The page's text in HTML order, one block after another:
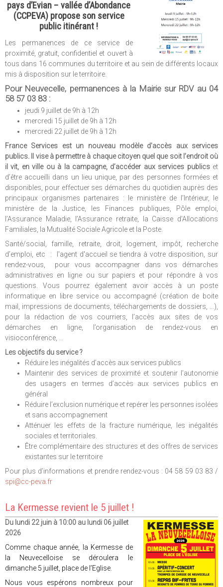
pays d’Evian – vallée d’Abondance
(CCPEVA) propose son service
public itinérant !
Les permanences de ce service de
proximité, gratuit, confidentiel et ouvert à
tous dans 16 communes du territoire et au sein de différents locaux
mis à disposition sur le territoire.
Pour Neuvecelle, permanences à la Mairie sur RDV au 04
58 57 03 83 :​​​​
jeudi 9 juillet de 9h à 12h
mercredi 15 juillet de 9h à 12h
mercredi 22 juillet de 9h à 12h
France Services est un nouveau modèle d’accès aux services
publics. Il vise à permettre à chaque citoyen quel que soit l’endroit où
il vit, en ville ou à la campagne, d’accéder aux services publicset
d’être accueilli dans un lieu unique, par des personnes formées et
disponibles, pour effectuer ses démarches du quotidien auprès des
principaux organismes partenaires : le ministère de l’Intérieur, le
ministère de la Justice, les Finances publiques, Pôle emploi,
l’Assurance Maladie, l’Assurance retraite, la Caisse d’Allocations
Familiales, la Mutualité Sociale Agricole et la Poste.
Santé/social, famille, retraite, droit, logement, impôt, recherche
d’emploi, etc : l'agent d'accueil se tiendra à votre disposition, sur
rendez-vous, pour vous accompagner dans vos démarches
administratives en ligne ou sur papiers et pour répondre à vos
questions. Vous pourrez également avoir accès à un poste
informatique en libre service ou accompagné (création de boite
mail, impressions de documents, téléchargements de dossiers, …),
pour la rédaction de vos courriers, l’accès aux sites de vos
démarches en ligne, l’organisation de rendez-vous en
visioconférence, …
Les objectifs du service ?
Réduire les inégalités d’accès aux services publics
Maintenir des services de proximité et soutenir l’autonomie
des usagers en termes d’accès aux services publics en
général
Réduire l’exclusion numérique et repérer les personnes isolées
et sans accompagnement
Atténuer les effets de la fracture numérique, les inégalités
sociales et territoriales.
Être complémentaire des structures et des offres de services
existantes sur le territoire
Pour plus d’informations et prendre rendez-vous : 04 58 59 03 83 /
spi@cc-peva.fr
La Kermesse revient le 5 juillet !
Du lundi 22 juin à 10:00 au lundi 06 juillet
2026
Comme chaque année, la Kermesse de
la Neuvecelloise se déroulera le
dimanche 5 juillet, place de l’Eglise.
Nous vous espérons nombreux pour